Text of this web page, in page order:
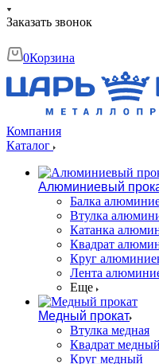
Заказать звонок
0Корзина
Компания
Каталог
Алюминиевый
Балка
Втулка
Катанка
Квадрат
Круг
Лента
Еще
Медный прокат
Втулка медная
Квадрат медный
Круг медный